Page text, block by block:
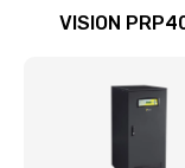
VISION